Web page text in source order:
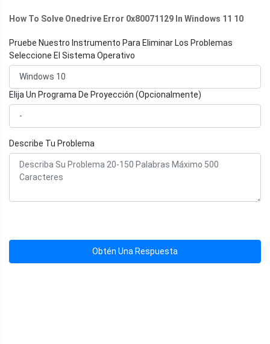
How To Solve Onedrive Error 0x80071129 In Windows 11 10
Pruebe Nuestro Instrumento Para Eliminar Los Problemas
Seleccione El Sistema Operativo
Elija Un Programa De Proyección (Opcionalmente)
Describe Tu Problema
Obtén Una Respuesta